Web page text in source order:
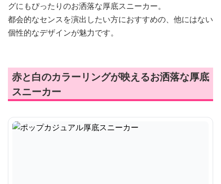
グにもぴったりのお洒落な厚底スニーカー。
都会的なセンスを演出したい方におすすめの、他にはない
個性的なデザインが魅力です。
赤と白のカラーリングが映えるお洒落な厚底
スニーカー